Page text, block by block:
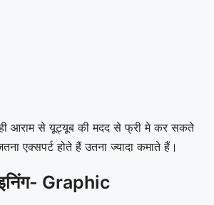
आराम से यूट्यूब की मदद से फ्री मे कर सकते
एक्सपर्ट होते हैं उतना ज्यादा कमाते हैं।
Graphic